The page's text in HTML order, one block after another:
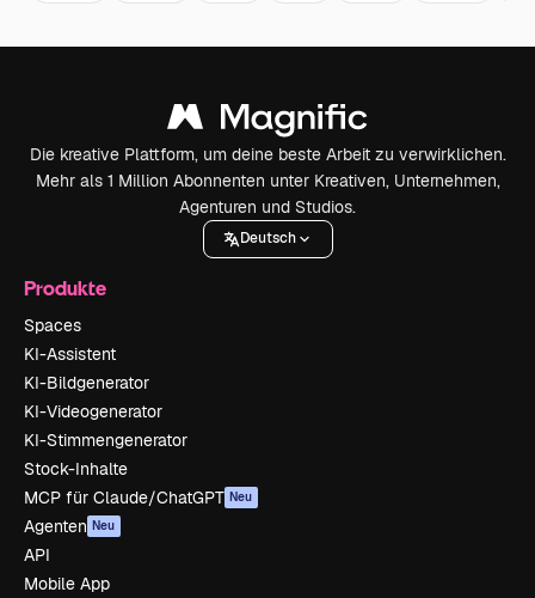
Die kreative Plattform, um deine beste Arbeit zu verwirklichen.
Mehr als 1 Million Abonnenten unter Kreativen, Unternehmen,
Agenturen und Studios.
Deutsch
Produkte
Spaces
KI-Assistent
KI-Bildgenerator
KI-Videogenerator
KI-Stimmengenerator
Stock-Inhalte
MCP für Claude/ChatGPT Neu
Agenten Neu
API
Mobile App